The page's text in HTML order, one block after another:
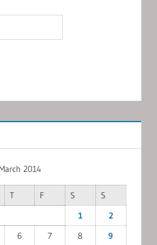
2014
T F S
S
1
2
6 7 8
9